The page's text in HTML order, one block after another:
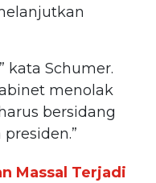
kata Schumer.
menolak
bersidang
Massal Terjadi